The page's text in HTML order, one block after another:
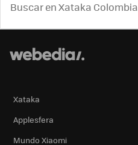
Xataka
Applesfera
Mundo Xiaomi